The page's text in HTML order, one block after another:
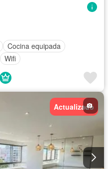
Cocina equipada
Wifi
Actualizado